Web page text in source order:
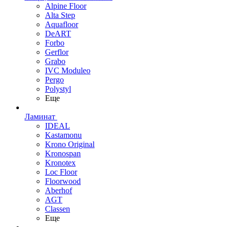
Alpine Floor
Alta Step
Aquafloor
DeART
Forbo
Gerflor
Grabo
IVC Moduleo
Pergo
Polystyl
Еще
Ламинат
IDEAL
Kastamonu
Krono Original
Kronospan
Kronotex
Loc Floor
Floorwood
Aberhof
AGT
Classen
Еще